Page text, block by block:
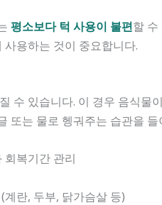
평소보다 턱 사용이 불편할 수
용하는 것이 중요합니다.
수 있습니다. 이 경우 음식물
또는 물로 헹궈주는 습관을 들
회복기간 관리
란, 두부, 닭가슴살 등)